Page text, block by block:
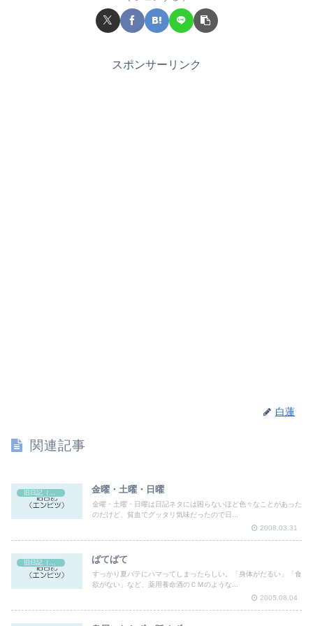
スポンサーリンク
白蓮
関連記事
旧日記（エンピツ） 金曜・土曜・日曜
金曜・土曜・日曜は日記ネタには困らないほど色々なことがあった
のだけど、貧血でグッタリ気味だったので日...
2008.03.31
旧日記（エンピツ） ばてばて
すっかり夏バテにハマってしまったらしい。「身体がだるい」「食
欲がない」など、薬用養命酒のＣＭのような...
2005.08.04